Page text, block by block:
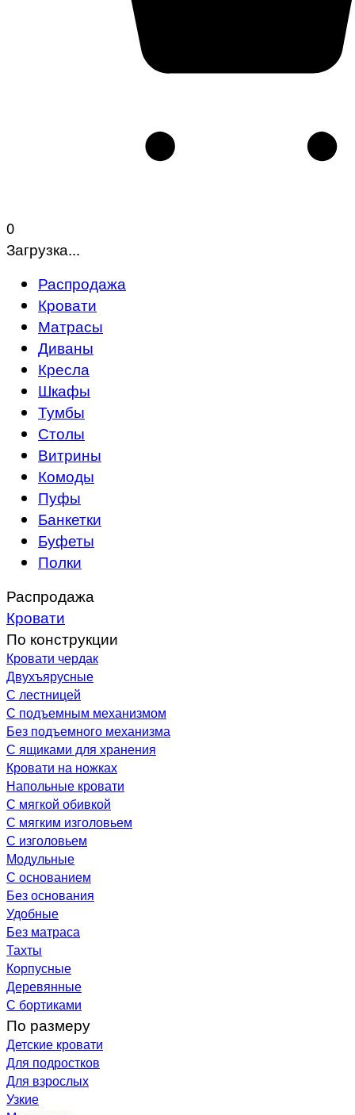
0
Загрузка...
Распродажа
Кровати
Матрасы
Диваны
Кресла
Шкафы
Тумбы
Столы
Витрины
Комоды
Пуфы
Банкетки
Буфеты
Полки
Распродажа
Кровати
По конструкции
Кровати чердак
Двухъярусные
С лестницей
С подъемным механизмом
Без подъемного механизма
С ящиками для хранения
Кровати на ножках
Напольные кровати
С мягкой обивкой
С мягким изголовьем
С изголовьем
Модульные
С основанием
Без основания
Удобные
Без матраса
Тахты
Корпусные
Деревянные
С бортиками
По размеру
Детские кровати
Для подростков
Для взрослых
Узкие